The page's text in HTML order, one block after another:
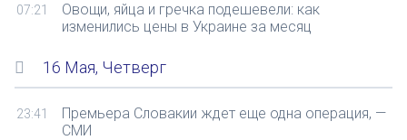
07:21
Овощи, яйца и гречка подешевели: как
изменились цены в Украине за месяц
16 Мая, Четверг
23:41
Премьера Словакии ждет еще одна операция, —
СМИ